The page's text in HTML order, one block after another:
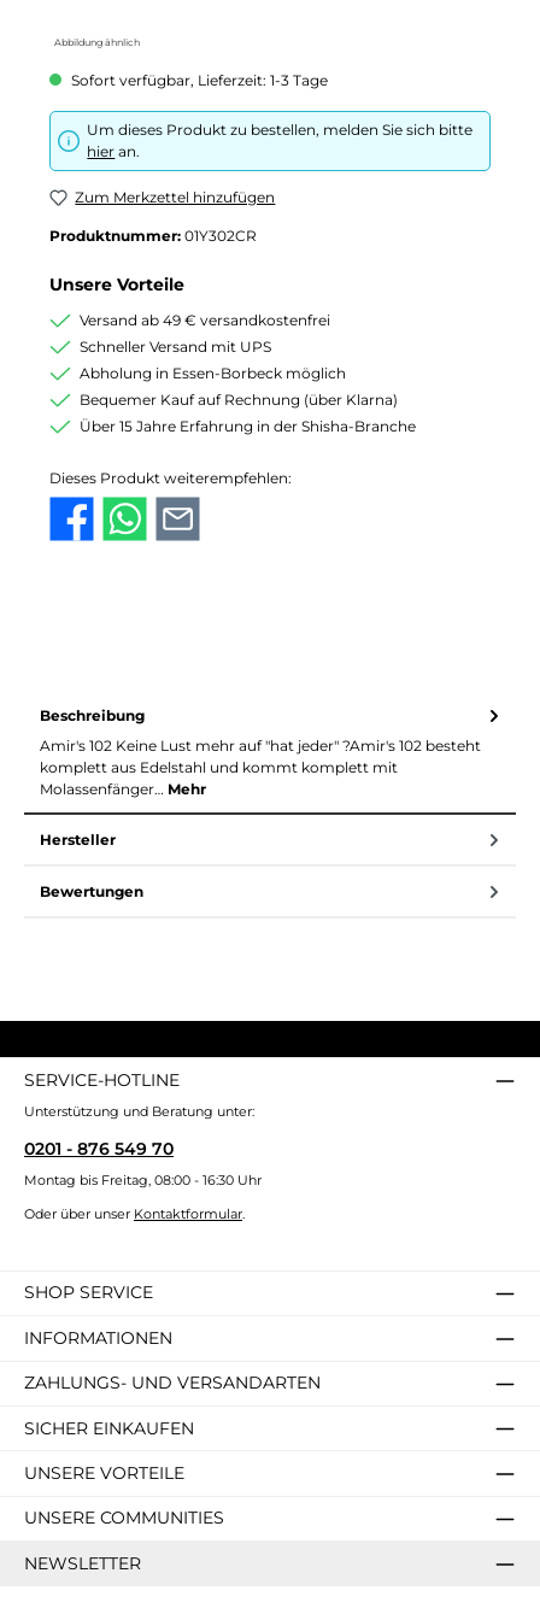
Abbildung ähnlich
Sofort verfügbar, Lieferzeit: 1-3 Tage
Um dieses Produkt zu bestellen, melden Sie sich bitte
hier an.
Zum Merkzettel hinzufügen
Produktnummer: 01Y302CR
Unsere Vorteile
Versand ab 49 € versandkostenfrei
Schneller Versand mit UPS
Abholung in Essen-Borbeck möglich
Bequemer Kauf auf Rechnung (über Klarna)
Über 15 Jahre Erfahrung in der Shisha-Branche
Dieses Produkt weiterempfehlen:
Beschreibung
Amir's 102 Keine Lust mehr auf "hat jeder" ?Amir's 102 besteht
komplett aus Edelstahl und kommt komplett mit
Molassenfänger… Mehr
Hersteller
Bewertungen
SERVICE-HOTLINE
Unterstützung und Beratung unter:
0201 - 876 549 70
Montag bis Freitag, 08:00 - 16:30 Uhr
Oder über unser Kontaktformular.
SHOP SERVICE
INFORMATIONEN
ZAHLUNGS- UND VERSANDARTEN
SICHER EINKAUFEN
UNSERE VORTEILE
UNSERE COMMUNITIES
NEWSLETTER